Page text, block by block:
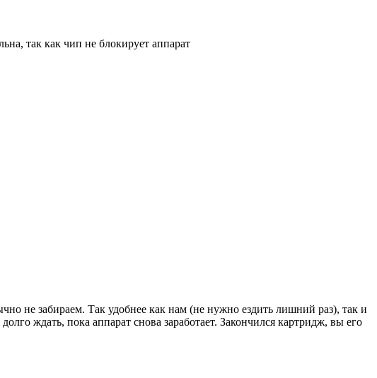
так как чип не блокирует аппарат
не забираем. Так удобнее как нам (не нужно ездить лишний раз), так и
ждать, пока аппарат снова заработает. Закончился картридж, вы его